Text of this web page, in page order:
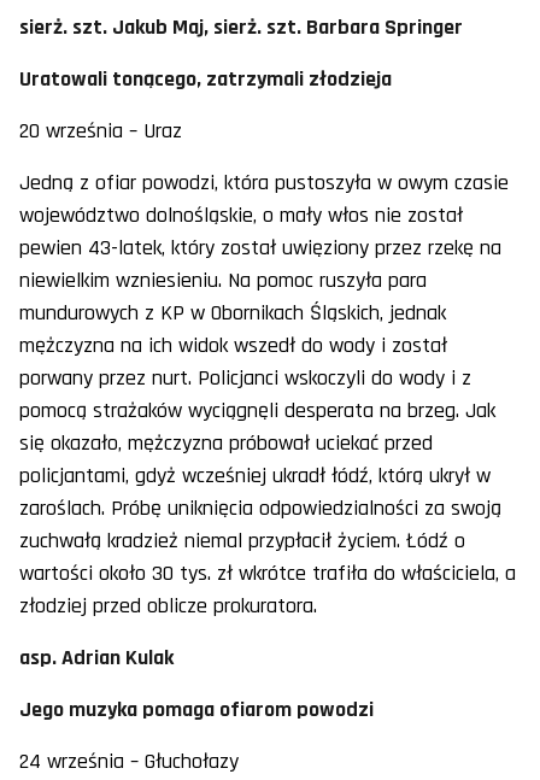
sierż. szt. Jakub Maj, sierż. szt. Barbara Springer
Uratowali tonącego, zatrzymali złodzieja
20 września – Uraz
Jedną z ofiar powodzi, która pustoszyła w owym czasie
województwo dolnośląskie, o mały włos nie został
pewien 43-latek, który został uwięziony przez rzekę na
niewielkim wzniesieniu. Na pomoc ruszyła para
mundurowych z KP w Obornikach Śląskich, jednak
mężczyzna na ich widok wszedł do wody i został
porwany przez nurt. Policjanci wskoczyli do wody i z
pomocą strażaków wyciągnęli desperata na brzeg. Jak
się okazało, mężczyzna próbował uciekać przed
policjantami, gdyż wcześniej ukradł łódź, którą ukrył w
zaroślach. Próbę uniknięcia odpowiedzialności za swoją
zuchwałą kradzież niemal przypłacił życiem. Łódź o
wartości około 30 tys. zł wkrótce trafiła do właściciela, a
złodziej przed oblicze prokuratora.
asp. Adrian Kulak
Jego muzyka pomaga ofiarom powodzi
24 września – Głuchołazy